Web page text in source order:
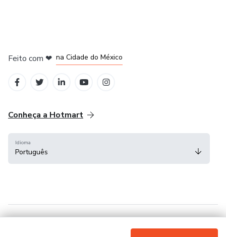
Feito com ❤ na Cidade do México
Conheça a Hotmart
Idioma
Português